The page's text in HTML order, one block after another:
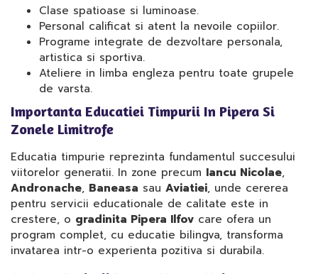
Clase spatioase si luminoase.
Personal calificat si atent la nevoile copiilor.
Programe integrate de dezvoltare personala,
artistica si sportiva.
Ateliere in limba engleza pentru toate grupele
de varsta.
Importanta Educatiei Timpurii In Pipera Si
Zonele Limitrofe
Educatia timpurie reprezinta fundamentul succesului
viitorelor generatii. In zone precum Iancu Nicolae,
Andronache, Baneasa sau Aviatiei, unde cererea
pentru servicii educationale de calitate este in
crestere, o gradinita Pipera Ilfov care ofera un
program complet, cu educatie bilingva, transforma
invatarea intr-o experienta pozitiva si durabila.